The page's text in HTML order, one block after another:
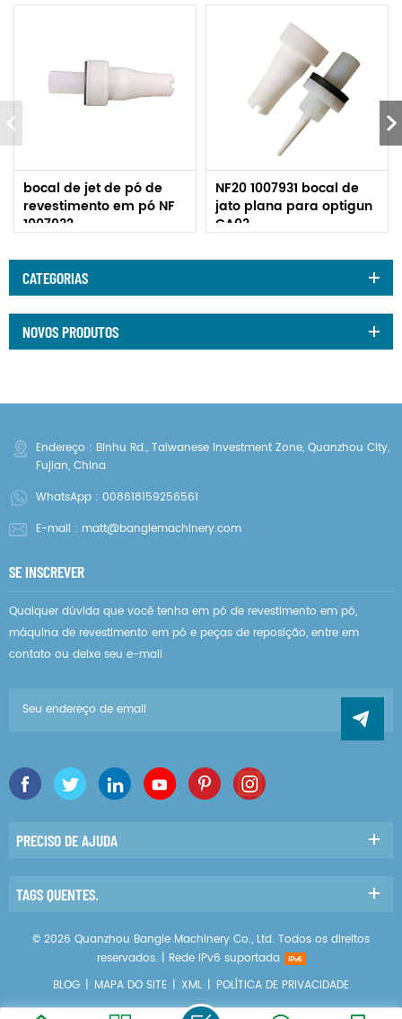
bocal de jet de pó de
revestimento em pó NF
1007932
NF20 1007931 bocal de
jato plana para optigun
GA03
CATEGORIAS
NOVOS PRODUTOS
Endereço : Binhu Rd., Taiwanese Investment Zone, Quanzhou City,
Fujian, China
WhatsApp : 008618159256561
E-mail : matt@banglemachinery.com
SE INSCREVER
Qualquer dúvida que você tenha em pó de revestimento em pó,
máquina de revestimento em pó e peças de reposição, entre em
contato ou deixe seu e-mail
PRECISO DE AJUDA
TAGS QUENTES.
© 2026 Quanzhou Bangle Machinery Co., Ltd. Todos os direitos
reservados. | Rede IPv6 suportada
BLOG | MAPA DO SITE | XML | POLÍTICA DE PRIVACIDADE